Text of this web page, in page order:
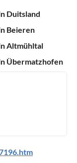
Duitsland
Beieren
Altmühltal
Übermatzhofen